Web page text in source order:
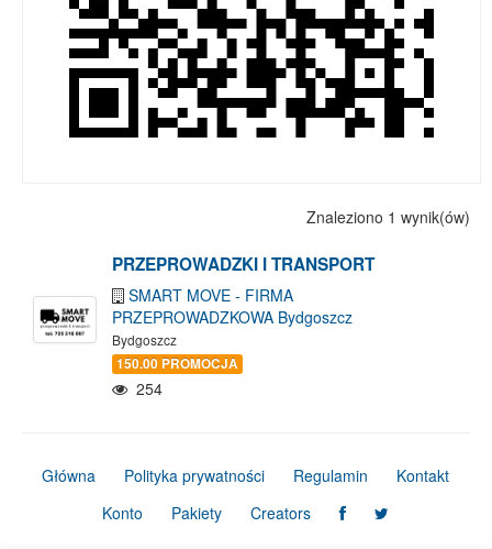
Znaleziono 1 wynik(ów)
PRZEPROWADZKI I TRANSPORT
SMART MOVE - FIRMA
PRZEPROWADZKOWA Bydgoszcz
Bydgoszcz
150.00 PROMOCJA
254
Główna Polityka prywatności Regulamin
Kontakt
Konto
Pakiety Creators